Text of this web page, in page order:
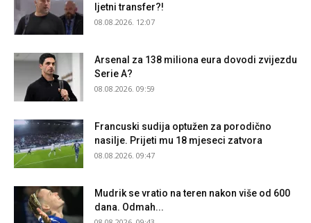
ljetni transfer?!
08.08.2026. 12:07
Arsenal za 138 miliona eura dovodi zvijezdu
Serie A?
08.08.2026. 09:59
Francuski sudija optužen za porodično
nasilje. Prijeti mu 18 mjeseci zatvora
08.08.2026. 09:47
Mudrik se vratio na teren nakon više od 600
dana. Odmah...